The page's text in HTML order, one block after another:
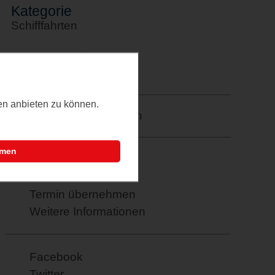
Kategorie
Schifffahrten
Letztes Update
Merkzettel: speichern
PDF drucken
Termin übernehmen
Weitere Informationen
Facebook
anbieten zu können.